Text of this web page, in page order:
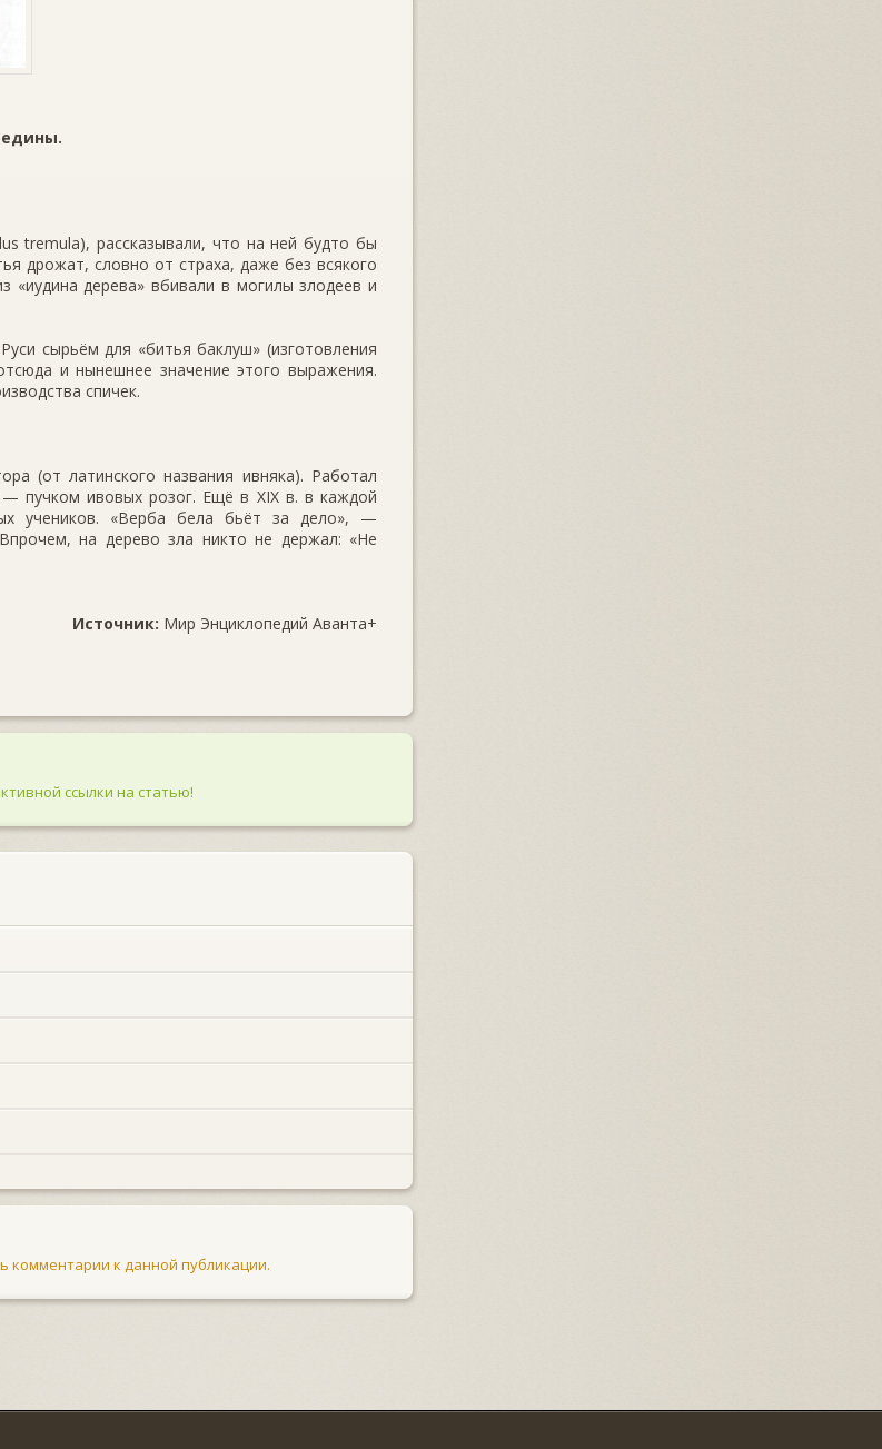
tremula), рассказывали, что на ней будто бы
дрожат, слов­но от страха, даже без всякого
«иудина дерева» вбивали в могилы злодеев и
сырьём для «битья баклуш» (изготовления
и нынешнее значение этого выражения.
спичек.
(от латинского на­звания ивняка). Работал
пучком ивовых розог. Ещё в XIX в. в каждой
учеников. «Верба бела бьёт за дело», —
на дерево зла никто не держал: «Не
Источник: Мир Энциклопедий Аванта+
ссылки на статью!
комментарии к данной публикации.